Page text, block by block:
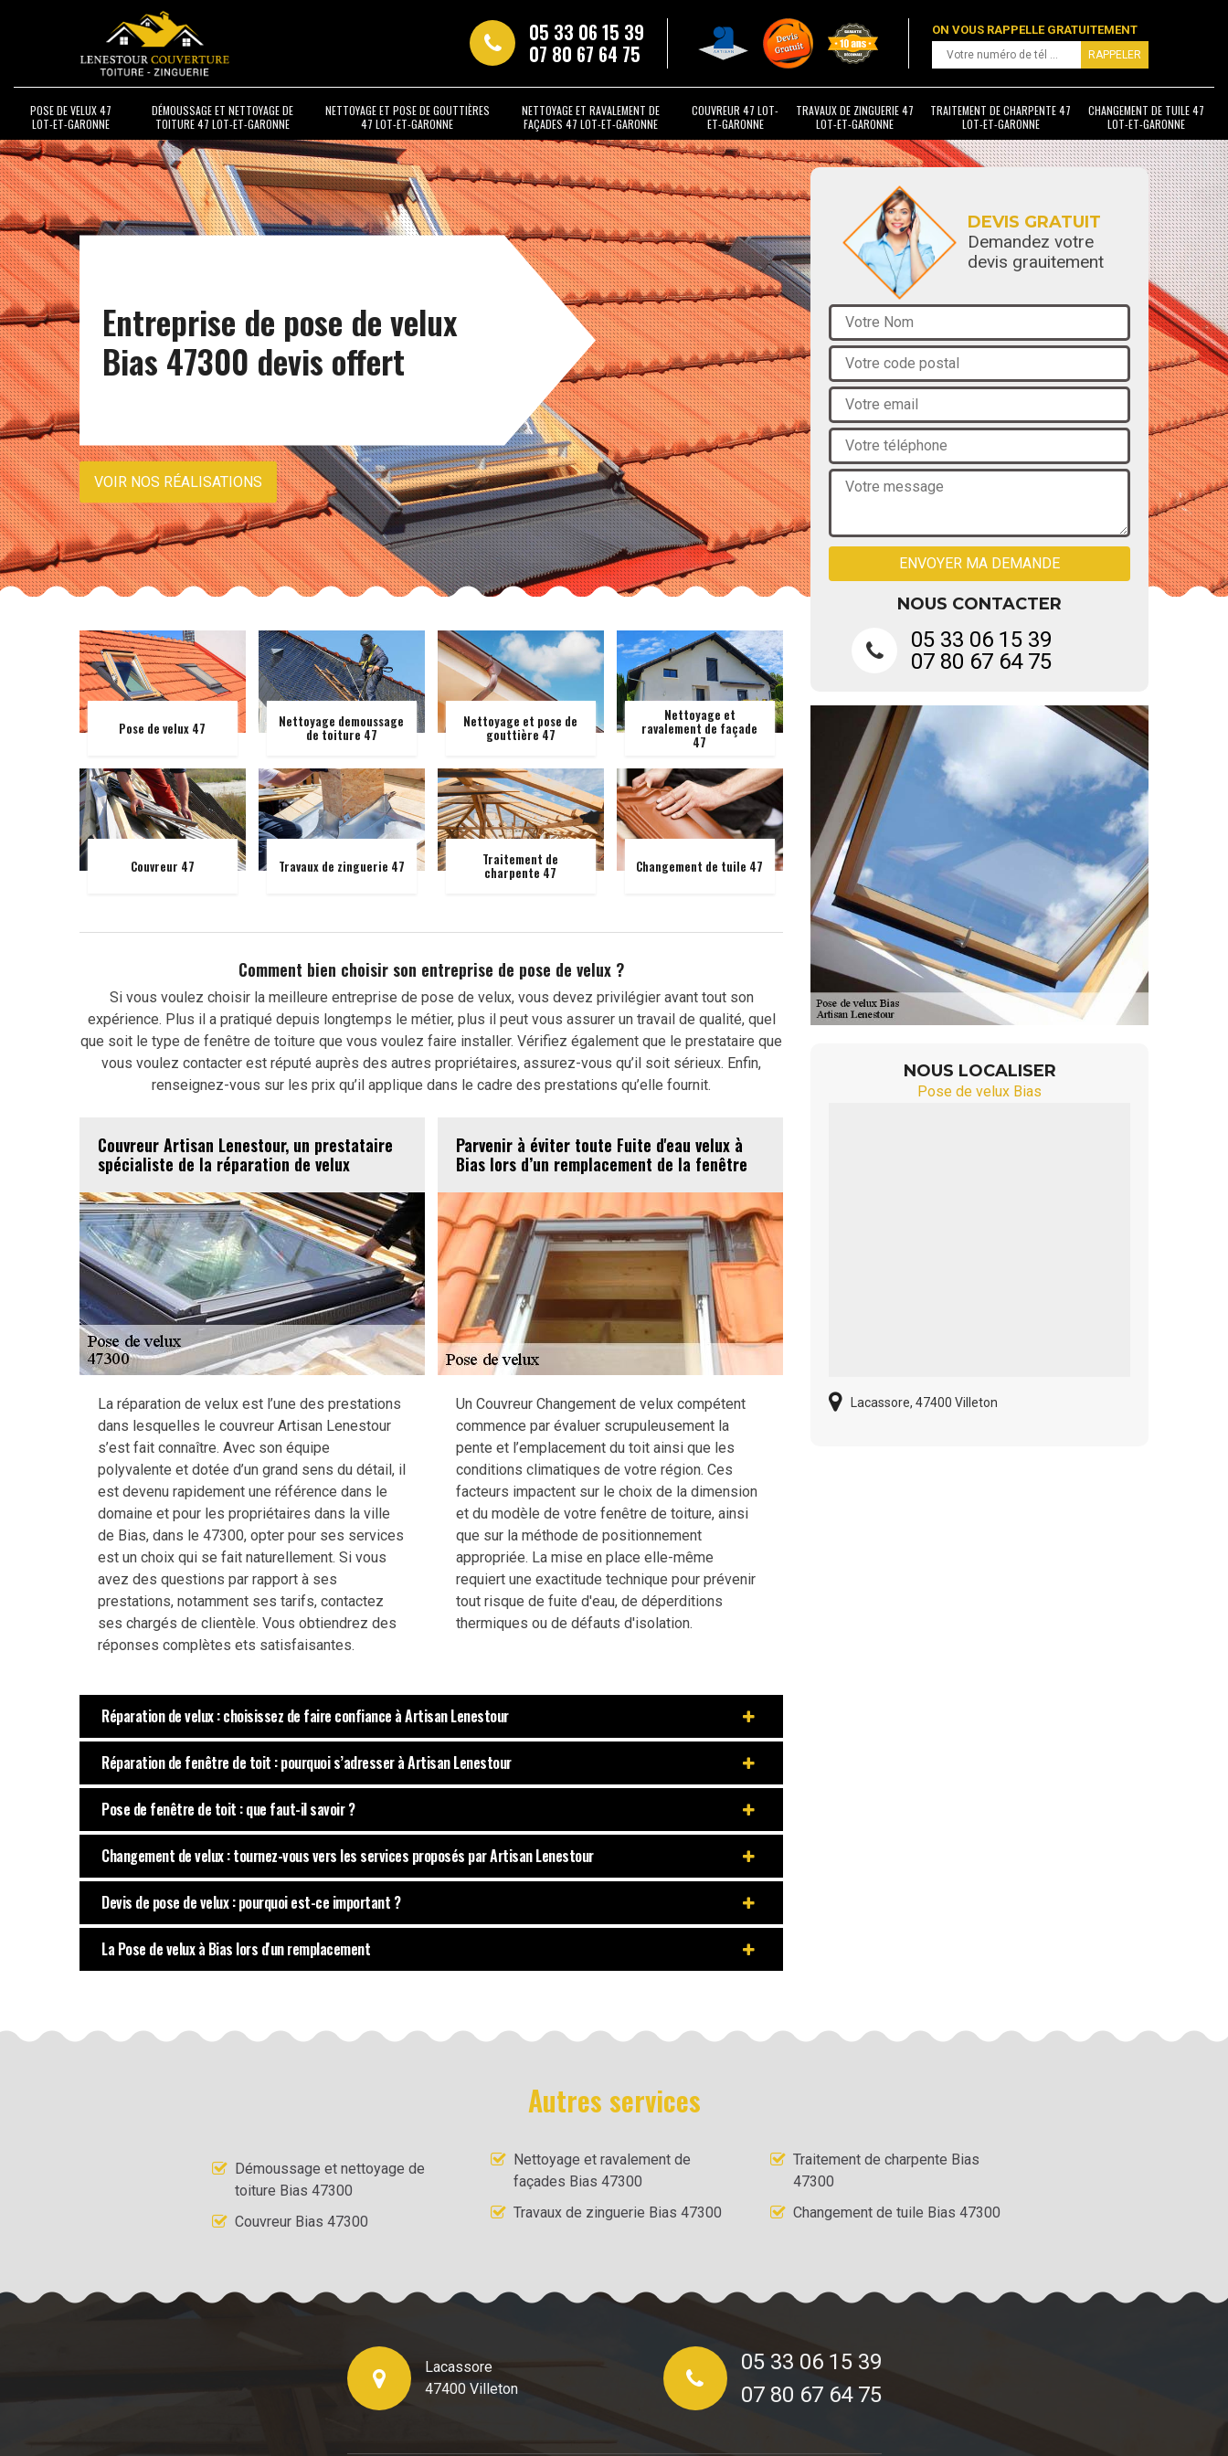
05 33 06 15 39
07 80 67 64 75
ON VOUS RAPPELLE GRATUITEMENT
POSE DE VELUX 47
LOT-ET-GARONNE
DÉMOUSSAGE ET NETTOYAGE DE
TOITURE 47 LOT-ET-GARONNE
NETTOYAGE ET POSE DE GOUTTIÈRES
47 LOT-ET-GARONNE
NETTOYAGE ET RAVALEMENT DE
FAÇADES 47 LOT-ET-GARONNE
COUVREUR 47 LOT-
ET-GARONNE
TRAVAUX DE ZINGUERIE 47
LOT-ET-GARONNE
TRAITEMENT DE CHARPENTE 47
LOT-ET-GARONNE
CHANGEMENT DE TUILE 47
LOT-ET-GARONNE
Entreprise de pose de velux
Bias 47300 devis offert
VOIR NOS RÉALISATIONS
Pose de velux 47 Nettoyage demoussage
de toiture 47
Nettoyage et pose de
gouttière 47
Nettoyage et
ravalement de façade
47
Couvreur 47 Travaux de zinguerie 47 Traitement de
charpente 47 Changement de tuile 47
Comment bien choisir son entreprise de pose de velux ?
Si vous voulez choisir la meilleure entreprise de pose de velux, vous devez privilégier avant tout son
expérience. Plus il a pratiqué depuis longtemps le métier, plus il peut vous assurer un travail de qualité, quel
que soit le type de fenêtre de toiture que vous voulez faire installer. Vérifiez également que le prestataire que
vous voulez contacter est réputé auprès des autres propriétaires, assurez-vous qu’il soit sérieux. Enfin,
renseignez-vous sur les prix qu’il applique dans le cadre des prestations qu’elle fournit.
Couvreur Artisan Lenestour, un prestataire
spécialiste de la réparation de velux
La réparation de velux est l’une des prestations
dans lesquelles le couvreur Artisan Lenestour
s’est fait connaître. Avec son équipe
polyvalente et dotée d’un grand sens du détail, il
est devenu rapidement une référence dans le
domaine et pour les propriétaires dans la ville
de Bias, dans le 47300, opter pour ses services
est un choix qui se fait naturellement. Si vous
avez des questions par rapport à ses
prestations, notamment ses tarifs, contactez
ses chargés de clientèle. Vous obtiendrez des
réponses complètes ets satisfaisantes.
Parvenir à éviter toute Fuite d'eau velux à
Bias lors d’un remplacement de la fenêtre
Un Couvreur Changement de velux compétent
commence par évaluer scrupuleusement la
pente et l’emplacement du toit ainsi que les
conditions climatiques de votre région. Ces
facteurs impactent sur le choix de la dimension
et du modèle de votre fenêtre de toiture, ainsi
que sur la méthode de positionnement
appropriée. La mise en place elle-même
requiert une exactitude technique pour prévenir
tout risque de fuite d'eau, de déperditions
thermiques ou de défauts d'isolation.
Réparation de velux : choisissez de faire confiance à Artisan Lenestour
Réparation de fenêtre de toit : pourquoi s’adresser à Artisan Lenestour
Pose de fenêtre de toit : que faut-il savoir ?
Changement de velux : tournez-vous vers les services proposés par Artisan Lenestour
Devis de pose de velux : pourquoi est-ce important ?
La Pose de velux à Bias lors d'un remplacement
DEVIS GRATUIT
Demandez votre
devis grauitement
NOUS CONTACTER
05 33 06 15 39
07 80 67 64 75
NOUS LOCALISER
Pose de velux Bias
Lacassore, 47400 Villeton
Autres services
Démoussage et nettoyage de
toiture Bias 47300
Couvreur Bias 47300
Nettoyage et ravalement de
façades Bias 47300
Travaux de zinguerie Bias 47300
Traitement de charpente Bias
47300
Changement de tuile Bias 47300
Lacassore
47400 Villeton
05 33 06 15 39
07 80 67 64 75